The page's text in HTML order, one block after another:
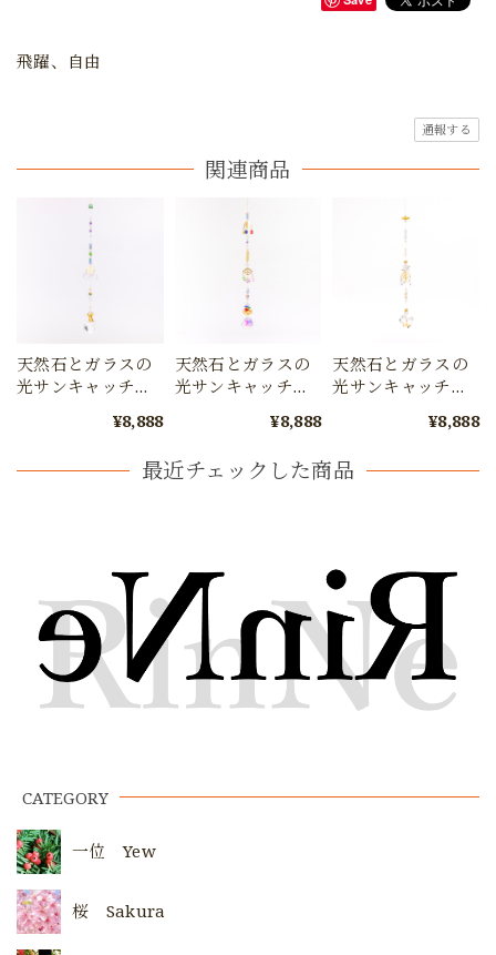
CATEGORY
一位 Yew
桜 Sakura
飛躍、自由
通報する
関連商品
天然石とガラスの
光サンキャッチャ
¥8,888
天然石とガラスの
光サンキャッチャ
¥8,888
天然石とガラスの
光サンキャッチャ
¥8,888
最近チェックした商品